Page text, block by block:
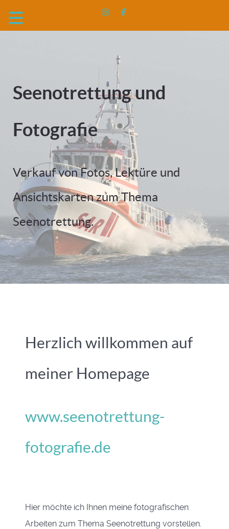
Seenotrettung und
Fotografie
Verkauf von Fotos, Lektüre und
Ansichtskarten zum Thema
Seenotrettung.
Herzlich willkommen auf
meiner Homepage
www.seenotrettung-
fotografie.de
Hier möchte ich Ihnen meine fotografischen
Arbeiten zum Thema Seenotrettung vorstellen.